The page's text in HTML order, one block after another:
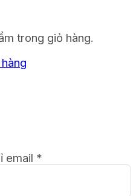
trong giỏ hàng.
email *